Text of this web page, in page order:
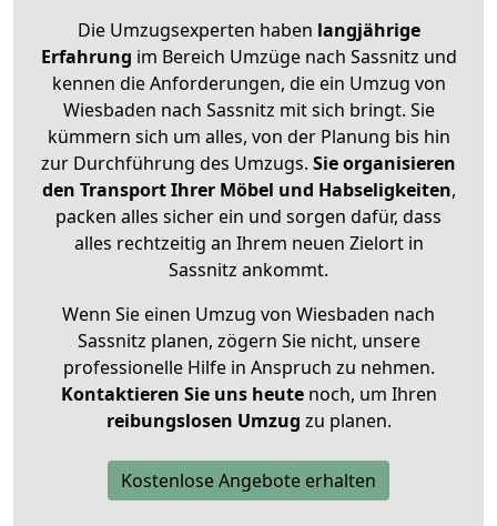
Die Umzugsexperten haben langjährige
Erfahrung im Bereich Umzüge nach Sassnitz und
kennen die Anforderungen, die ein Umzug von
Wiesbaden nach Sassnitz mit sich bringt. Sie
kümmern sich um alles, von der Planung bis hin
zur Durchführung des Umzugs. Sie organisieren
den Transport Ihrer Möbel und Habseligkeiten,
packen alles sicher ein und sorgen dafür, dass
alles rechtzeitig an Ihrem neuen Zielort in
Sassnitz ankommt.
Wenn Sie einen Umzug von Wiesbaden nach
Sassnitz planen, zögern Sie nicht, unsere
professionelle Hilfe in Anspruch zu nehmen.
Kontaktieren Sie uns heutenoch, um Ihren
reibungslosen Umzug zu planen.
Kostenlose Angebote erhalten